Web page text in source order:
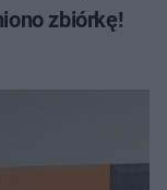
zbiórkę!